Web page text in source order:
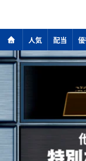
人気 配当